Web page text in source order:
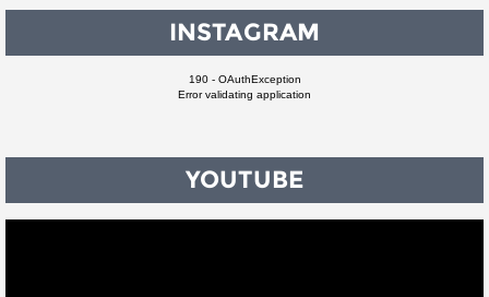
INSTAGRAM
190 - OAuthException
Error validating application
YOUTUBE